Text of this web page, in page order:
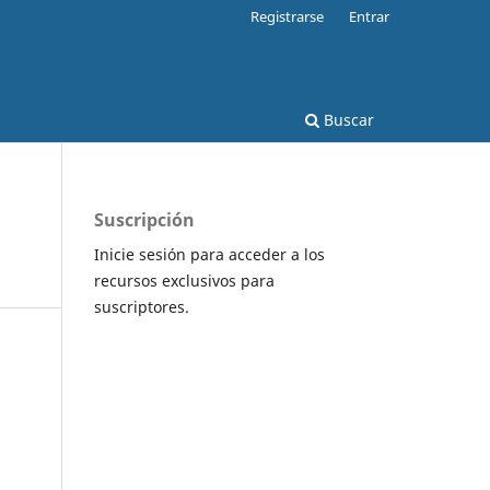
Buscar
Registrarse Entrar
Suscripción
Inicie sesión para acceder a los
recursos exclusivos para
suscriptores.